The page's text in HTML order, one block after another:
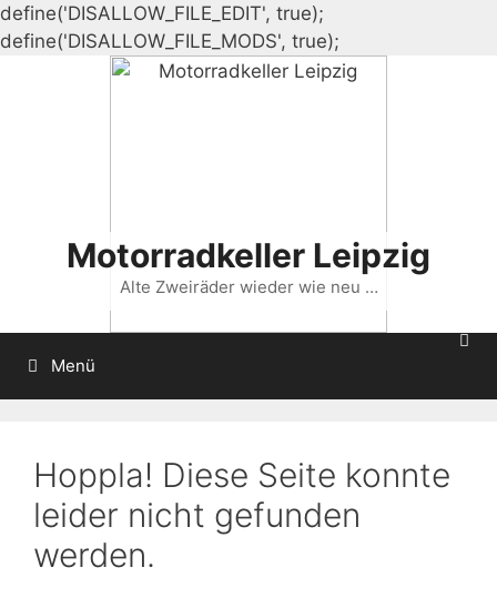
define('DISALLOW_FILE_EDIT', true);
define('DISALLOW_FILE_MODS', true);
Inhalt
Motorradkeller Leipzig
Alte Zweiräder wieder wie neu …
Menü
Hoppla! Diese Seite konnte
leider nicht gefunden
werden.